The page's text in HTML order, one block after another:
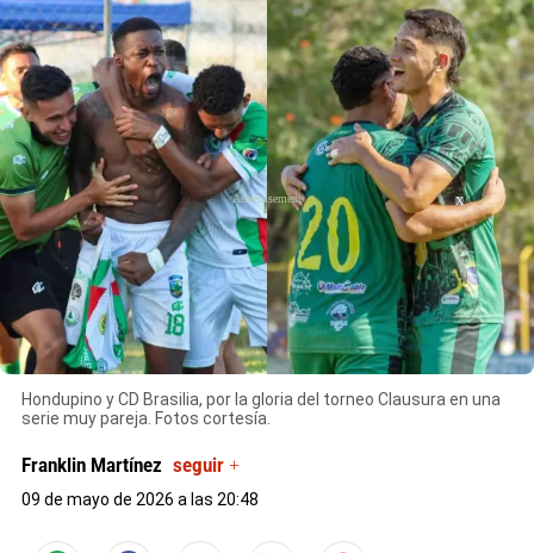
Hondupino y CD Brasilia, por la gloria del torneo Clausura en una
serie muy pareja. Fotos cortesía.
X
Franklin Martínez seguir +
09 de mayo de 2026 a las 20:48